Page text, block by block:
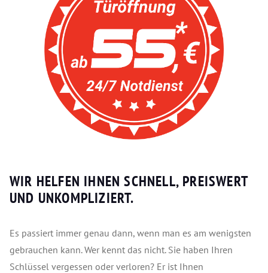
WIR HELFEN IHNEN SCHNELL, PREISWERT
UND UNKOMPLIZIERT.
Es passiert immer genau dann, wenn man es am wenigsten
gebrauchen kann. Wer kennt das nicht. Sie haben Ihren
Schlüssel vergessen oder verloren? Er ist Ihnen